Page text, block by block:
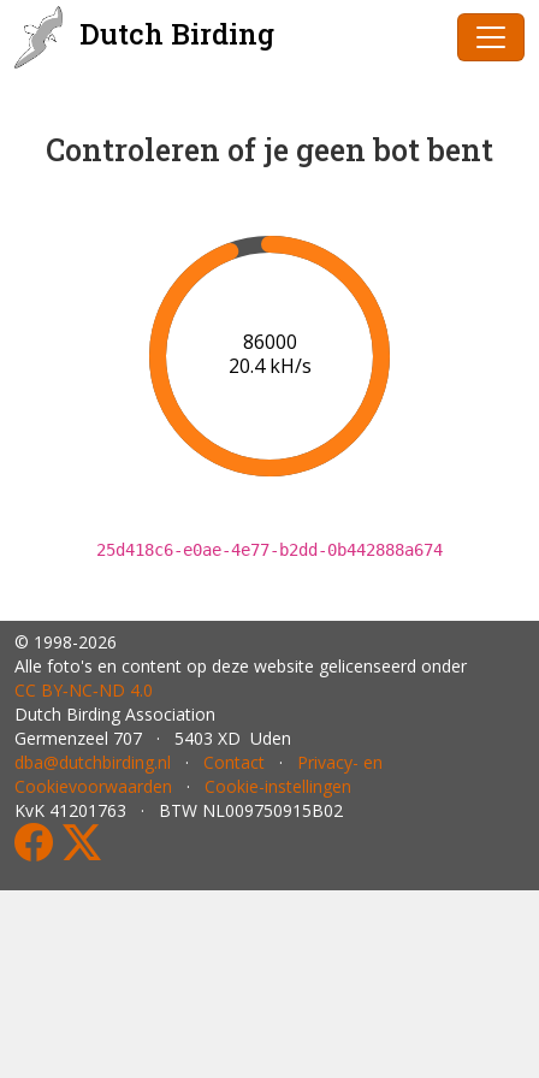
Dutch Birding
Controleren of je geen bot bent
87000
20.3 kH/s
25d418c6-e0ae-4e77-b2dd-0b442888a674
© 1998-2026
Alle foto's en content op deze website gelicenseerd onder
CC BY‑NC‑ND 4.0
Dutch Birding Association
Germenzeel 707 · 5403 XD Uden
dba@dutchbirding.nl · Contact · Privacy- en
Cookievoorwaarden · Cookie-instellingen
KvK 41201763 · BTW NL009750915B02